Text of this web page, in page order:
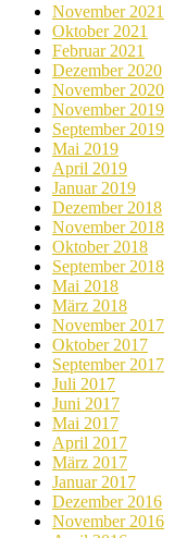
November 2021
Oktober 2021
Februar 2021
Dezember 2020
November 2020
November 2019
September 2019
Mai 2019
April 2019
Januar 2019
Dezember 2018
November 2018
Oktober 2018
September 2018
Mai 2018
März 2018
November 2017
Oktober 2017
September 2017
Juli 2017
Juni 2017
Mai 2017
April 2017
März 2017
Januar 2017
Dezember 2016
November 2016